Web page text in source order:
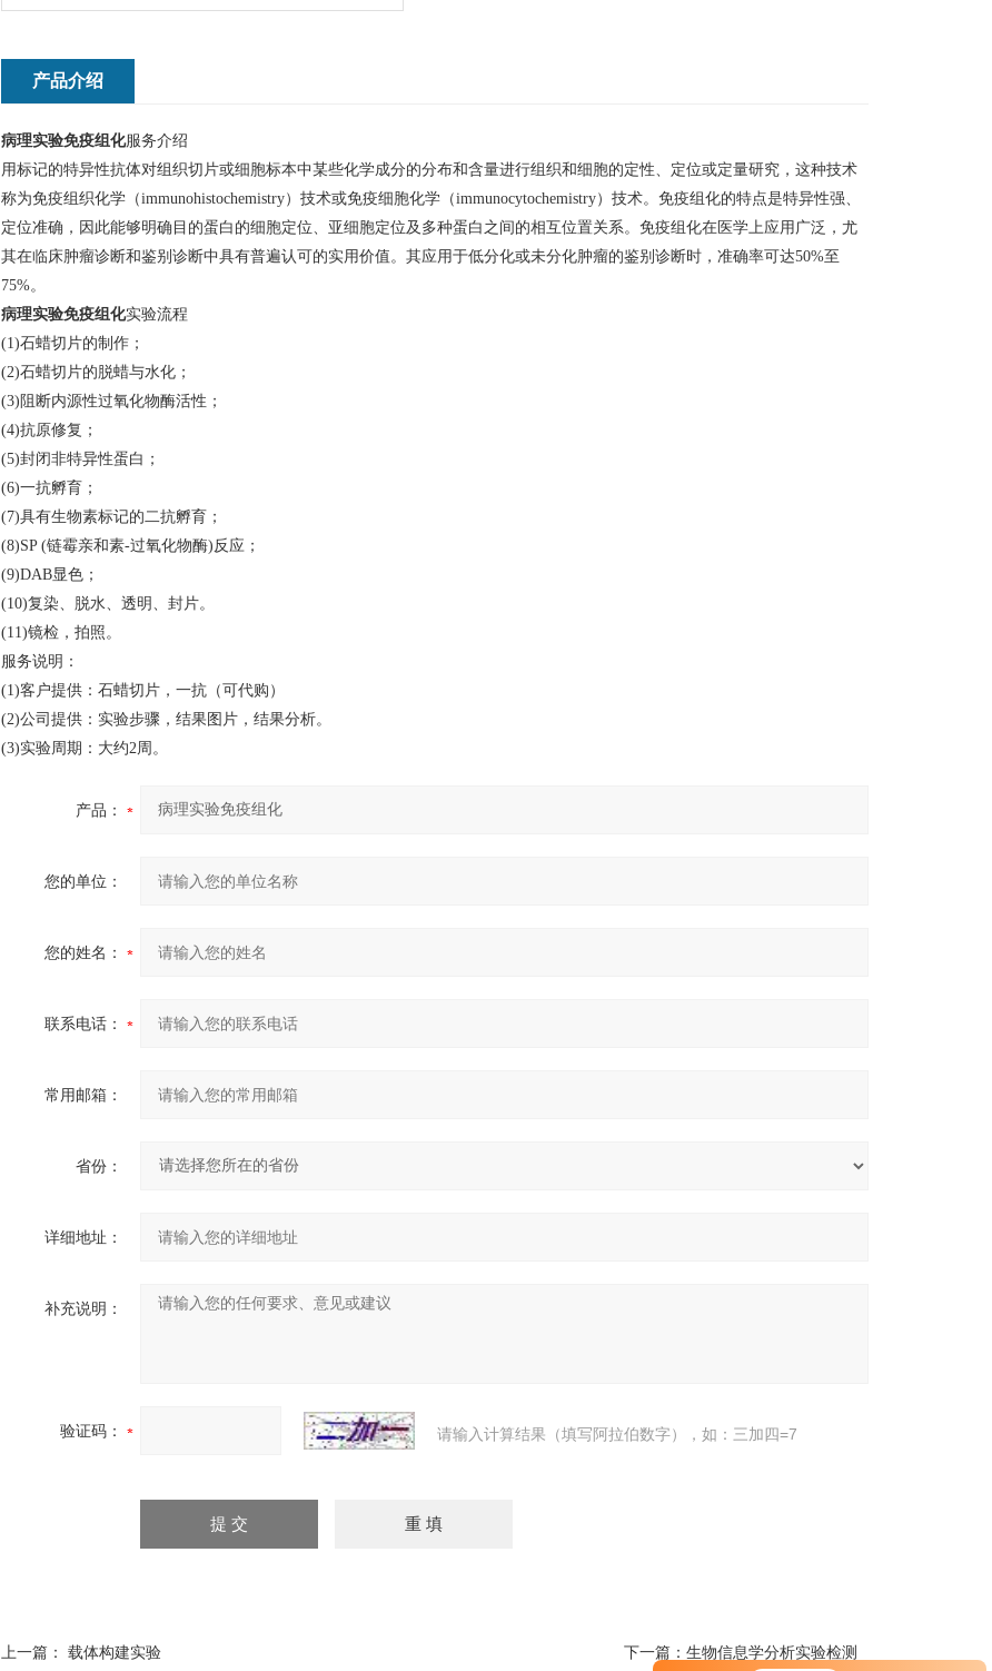
产品介绍
病理实验免疫组化服务介绍
用标记的特异性抗体对组织切片或细胞标本中某些化学成分的分布和含量进行组织和细胞的定性、定位或定量研究，这种技术
称为免疫组织化学（immunohistochemistry）技术或免疫细胞化学（immunocytochemistry）技术。免疫组化的特点是特异性强、
定位准确，因此能够明确目的蛋白的细胞定位、亚细胞定位及多种蛋白之间的相互位置关系。免疫组化在医学上应用广泛，尤
其在临床肿瘤诊断和鉴别诊断中具有普遍认可的实用价值。其应用于低分化或未分化肿瘤的鉴别诊断时，准确率可达50%至
75%。
病理实验免疫组化实验流程
(1)石蜡切片的制作；
(2)石蜡切片的脱蜡与水化；
(3)阻断内源性过氧化物酶活性；
(4)抗原修复；
(5)封闭非特异性蛋白；
(6)一抗孵育；
(7)具有生物素标记的二抗孵育；
(8)SP (链霉亲和素-过氧化物酶)反应；
(9)DAB显色；
(10)复染、脱水、透明、封片。
(11)镜检，拍照。
服务说明：
(1)客户提供：石蜡切片，一抗（可代购）
(2)公司提供：实验步骤，结果图片，结果分析。
(3)实验周期：大约2周。
产品：
您的单位：
您的姓名：
联系电话：
常用邮箱：
省份：
详细地址：
补充说明：
验证码： 请输入计算结果（填写阿拉伯数字），如：三加四=7
上一篇： 载体构建实验 下一篇： 生物信息学分析实验检测